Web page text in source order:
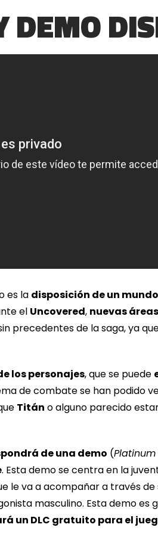
DEMO
es la disposición de un
el Uncovered, nuevas
precedentes de la saga, ya
los personajes, que se puede
de combate se han podido
Titán o alguno parecido
de una demo (
. Esta demo se centra en la
le va a acompañar a través
masculino. Esta demo es
un DLC gratuito para el